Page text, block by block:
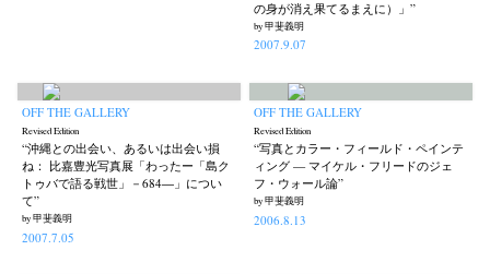
News Exhibition Workshop Documents
の身が消え果てるまえに）」”
by 甲斐義明
2007.9.07
OFF THE GALLERY
Revised Edition
“沖縄との出会い、あるいは出会い損
ね： 比嘉豊光写真展「わったー「島ク
トゥバで語る戦世」－684―」につい
て”
by 甲斐義明
2007.7.05
OFF THE GALLERY
Revised Edition
“写真とカラー・フィールド・ペインテ
ィング — マイケル・フリードのジェ
フ・ウォール論”
by 甲斐義明
2006.8.13